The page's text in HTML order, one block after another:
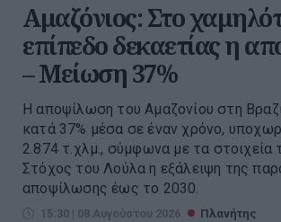
Αμαζόνιος: Στο
επίπεδο δεκαετίας η
– Μείωση 37%
Η αποψίλωση του Αμαζονίου στη
κατά 37% μέσα σε έναν χρόνο,
2.874 τ.χλμ., σύμφωνα με τα στοιχεία
Στόχος του Λούλα η εξάλειψη της
αποψίλωσης έως το 2030.
15:30 | 08 Αυγούστου 2026 Πλανήτης